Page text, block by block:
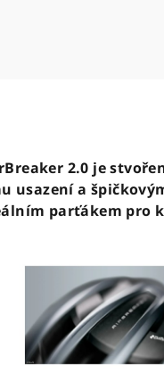
2.0 je
usazení a
parťákem pro